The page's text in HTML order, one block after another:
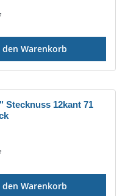
den Warenkorb
Stecknuss 12kant 71
den Warenkorb